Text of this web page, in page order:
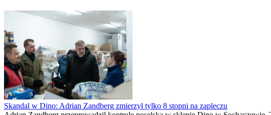
Skandal w Dino: Adrian Zandberg zmierzył tylko 8 stopni na zapleczu